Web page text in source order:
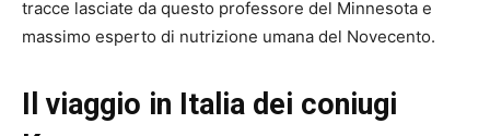
tracce lasciate da questo professore del Minnesota e
massimo esperto di nutrizione umana del Novecento.
Il viaggio in Italia dei coniugi